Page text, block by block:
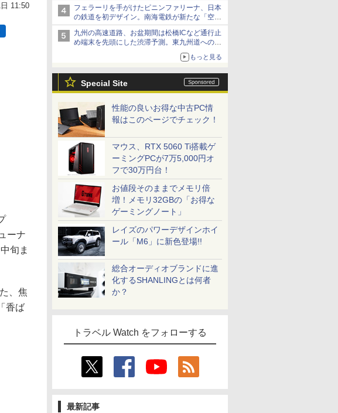
フェラーリを手がけたピニンファリーナ、日本
の鉄道を初デザイン。南海電鉄が新たな「空港
特急」をなにわ筋線へ導入
九州の高速道路、お盆期間は松橋ICなど通行止
め端末を先頭にした渋滞予測。東九州道への迂
もっと見る
Special Site
性能の良いお得な中古PC情
報はこのページでチェック！
マウス、RTX 5060 Ti搭載ゲ
ーミングPCが7万5,000円オ
フで30万円台！
お値段そのままでメモリ倍
増！メモリ32GBの「お得な
ゲーミングノート」
レイズのパワーデザインホイ
ール「M6」に新色登場!!
総合オーディオブランドに進
化するSHANLINGとは何者
か？
トラベル Watch をフォローする
最新記事
11:50
ーナ
旬ま
、焦
香ば